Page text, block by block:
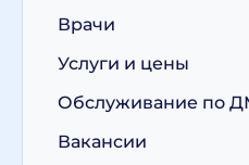
Врачи
Услуги и цены
Обслуживание по
Вакансии